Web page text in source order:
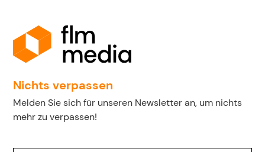
Nichts verpassen
Melden Sie sich für unseren Newsletter an, um nichts
mehr zu verpassen!